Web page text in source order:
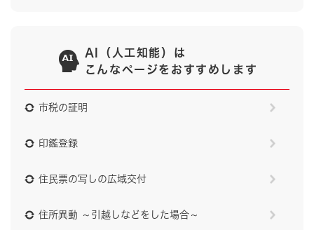
AI（人工知能）は
こんなページをおすすめします
市税の証明
印鑑登録
住民票の写しの広域交付
住所異動 ～引越しなどをした場合～